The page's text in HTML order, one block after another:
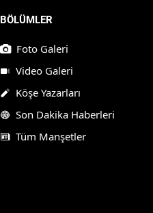
BÖLÜMLER
Foto Galeri
Video Galeri
Köşe Yazarları
Son Dakika Haberleri
Tüm Manşetler